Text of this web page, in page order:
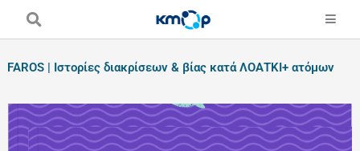
FAROS | Ιστορίες διακρίσεων & βίας κατά ΛΟΑΤΚΙ+ ατόμων